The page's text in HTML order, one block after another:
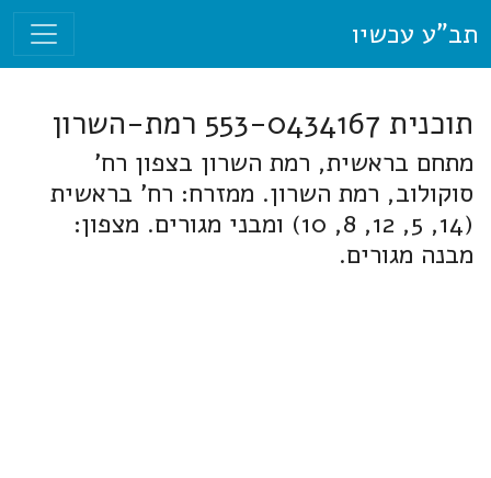
תב"ע עכשיו
תוכנית 553-0434167 רמת-השרון
מתחם בראשית, רמת השרון בצפון רח'
סוקולוב, רמת השרון. ממזרח: רח' בראשית
(14, 5, 12, 8, 10) ומבני מגורים. מצפון:
מבנה מגורים.